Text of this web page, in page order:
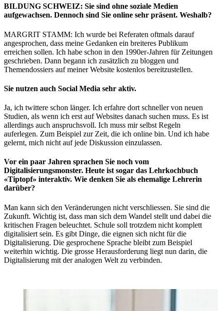
BILDUNG SCHWEIZ: Sie sind ohne soziale Medien
aufgewachsen. Dennoch sind Sie online sehr präsent. Weshalb?
MARGRIT STAMM: Ich wurde bei Referaten oftmals darauf
angesprochen, dass meine Gedanken ein breiteres Publikum
erreichen sollen. Ich habe schon in den 1990er-Jahren für Zeitungen
geschrieben. Dann begann ich zusätzlich zu bloggen und
Themendossiers auf meiner Website kostenlos bereitzustellen.
Sie nutzen auch Social Media sehr aktiv.
Ja, ich twittere schon länger. Ich erfahre dort schneller von neuen
Studien, als wenn ich erst auf Websites danach suchen muss. Es ist
allerdings auch anspruchsvoll. Ich muss mir selbst Regeln
auferlegen. Zum Beispiel zur Zeit, die ich online bin. Und ich habe
gelernt, mich nicht auf jede Diskussion einzulassen.
Vor ein paar Jahren sprachen Sie noch vom
Digitalisierungsmonster. Heute ist sogar das Lehrkochbuch
«Tiptopf» interaktiv. Wie denken Sie als ehemalige Lehrerin
darüber?
Man kann sich den Veränderungen nicht verschliessen. Sie sind die
Zukunft. Wichtig ist, dass man sich dem Wandel stellt und dabei die
kritischen Fragen beleuchtet. Schule soll trotzdem nicht komplett
digitalisiert sein. Es gibt Dinge, die eignen sich nicht für die
Digitalisierung. Die gesprochene Sprache bleibt zum Beispiel
weiterhin wichtig. Die grosse Herausforderung liegt nun darin, die
Digitalisierung mit der analogen Welt zu verbinden.